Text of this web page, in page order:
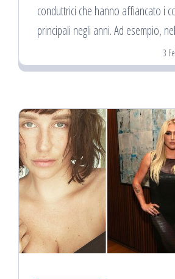
conduttrici che hanno affiancato i
principali negli anni. Ad esempio,
3